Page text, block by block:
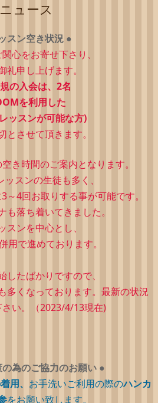
ニュース
スン空き状況 ●
心をお寄せ下さり、
礼申し上げます。
の入会は、2名
を利用した
ッスンが可能な方)
とさせて頂きます。
き時間のご案内となります。
ッスンの生徒も多く、
4回お取りする事が可能です。
も落ち着いてきました。
スンを中心とし、
用で進めております。
したばかりですので、
多くなっております。最新の状況
い。（2023/4/13現在)
為のご協力のお願い ●
用、 お手洗いご利用の際のハンカ
をお願い致します。